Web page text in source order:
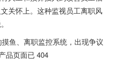
关怀上。这种监视员工离职风